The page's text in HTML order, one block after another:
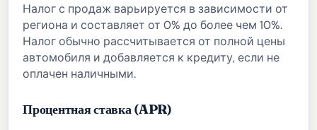
Налог с продаж варьируется в зависимости от
региона и составляет от 0% до более чем 10%.
Налог обычно рассчитывается от полной цены
автомобиля и добавляется к кредиту, если не
оплачен наличными.
Процентная ставка (APR)